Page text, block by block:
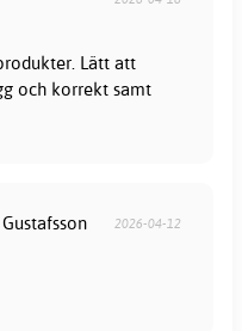
Lätt att
och korrekt samt
2026-04-12